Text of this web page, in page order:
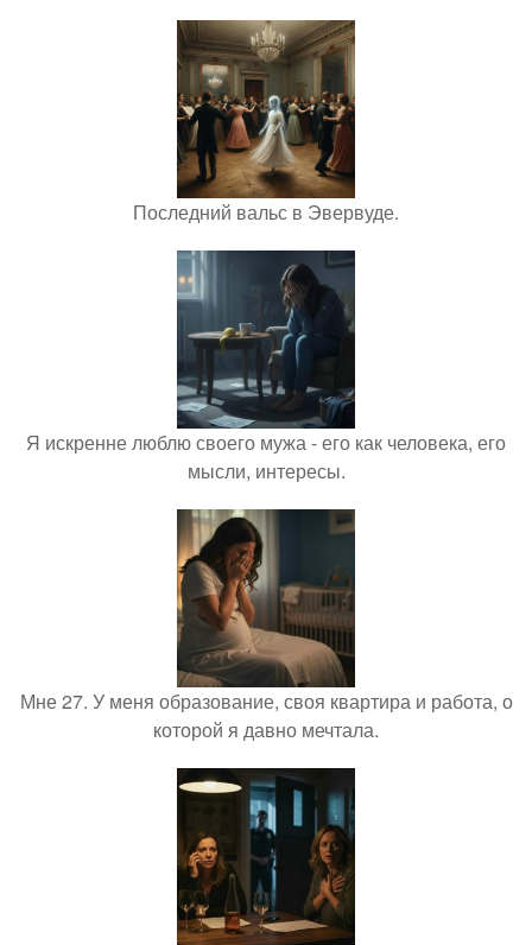
Последний вальс в Эвервуде.
Я искренне люблю своего мужа - его как человека, его
мысли, интересы.
Мне 27. У меня образование, своя квартира и работа, о
которой я давно мечтала.